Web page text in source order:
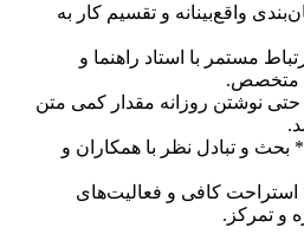
واقع‌بینانه و تقسیم کار به
مستمر با استاد راهنما و
متخصص.
نوشتن روزانه مقدار کمی متن
و تبادل نظر با همکاران و
کافی و فعالیت‌های
و تمرکز.